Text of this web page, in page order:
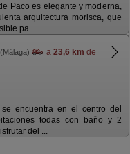
Paco es elegante y moderna,
arquitectura morisca, que
pa ...
(Málaga) a 23,6 km de
encuentra en el centro del
todas con baño y 2
del ...